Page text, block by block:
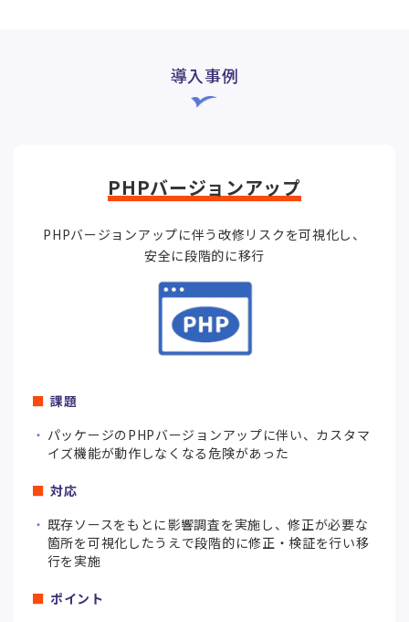
導入事例
PHPバージョンアップ
PHPバージョンアップに伴う改修リスクを可視化し、
安全に段階的に移行
課題
パッケージのPHPバージョンアップに伴い、カスタマ
イズ機能が動作しなくなる危険があった
対応
既存ソースをもとに影響調査を実施し、修正が必要な
箇所を可視化したうえで段階的に修正・検証を行い移
行を実施
ポイント